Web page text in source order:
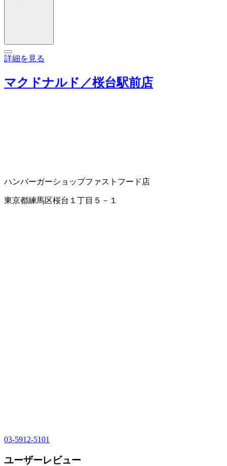
詳細を見る
マクドナルド／桜台駅前店
ハンバーガーショップファストフード店
東京都練馬区桜台１丁目５－１
03-5912-5101
ユーザーレビュー